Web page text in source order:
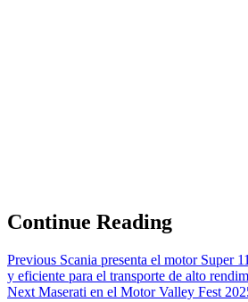
Continue Reading
Previous Scania presenta el motor Super
y eficiente para el transporte de alto
Next Maserati en el Motor Valley Fest